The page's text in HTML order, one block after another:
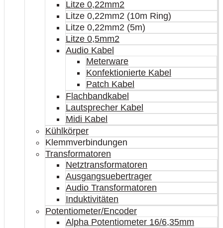
Litze 0,22mm2
Litze 0,22mm2 (10m Ring)
Litze 0,22mm2 (5m)
Litze 0,5mm2
Audio Kabel
Meterware
Konfektionierte Kabel
Patch Kabel
Flachbandkabel
Lautsprecher Kabel
Midi Kabel
Kühlkörper
Klemmverbindungen
Transformatoren
Netztransformatoren
Ausgangsuebertrager
Audio Transformatoren
Induktivitäten
Potentiometer/Encoder
Alpha Potentiometer 16/6,35mm